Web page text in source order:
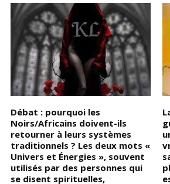
Débat : pourquoi les
Noirs/Africains doivent-ils
retourner à leurs systèmes
traditionnels ? Les deux mots «
Univers et Énergies », souvent
utilisés par des personnes qui
se disent spirituelles,